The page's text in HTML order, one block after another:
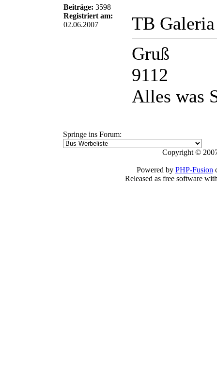
Beiträge: 3598
Registriert am:
02.06.2007
TB
Gruß
9112
Alles was
Springe ins Forum:
Copyright ©
Powered by PHP-Fusion
Released as free software